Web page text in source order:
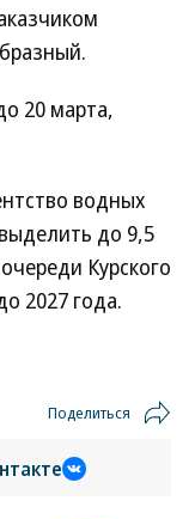
20 марта,
водных
до 9,5
Курского
2027 года.
Поделиться